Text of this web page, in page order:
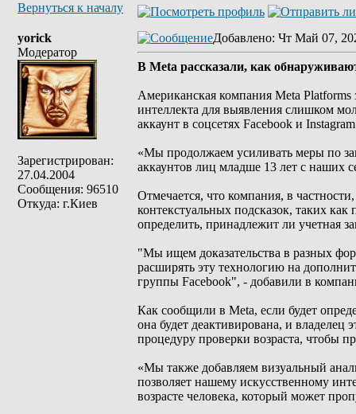
Вернуться к началу
yorick
Модератор
Зарегистрирован:
27.04.2004
Сообщения: 96510
Откуда: г.Киев
Добавлено: Чт Май 07,
В Meta рассказали, как
Американская компания Meta Platforms
интеллекта для выявления слишком
аккаунт в соцсетях Facebook и
«Мы продолжаем усиливать меры по
аккаунтов лиц младше 13 лет с наших
Отмечается, что компания, в
контекстуальных подсказок, таких
определить, принадлежит ли учетная
"Мы ищем доказательства в разных
расширять эту технологию на
группы Facebook", - добавили в
Как сообщили в Meta, если будет
она будет деактивирована, и владелец
процедуру проверки возраста, чтобы
«Мы также добавляем визуальный
позволяет нашему искусственному
возрасте человека, который может